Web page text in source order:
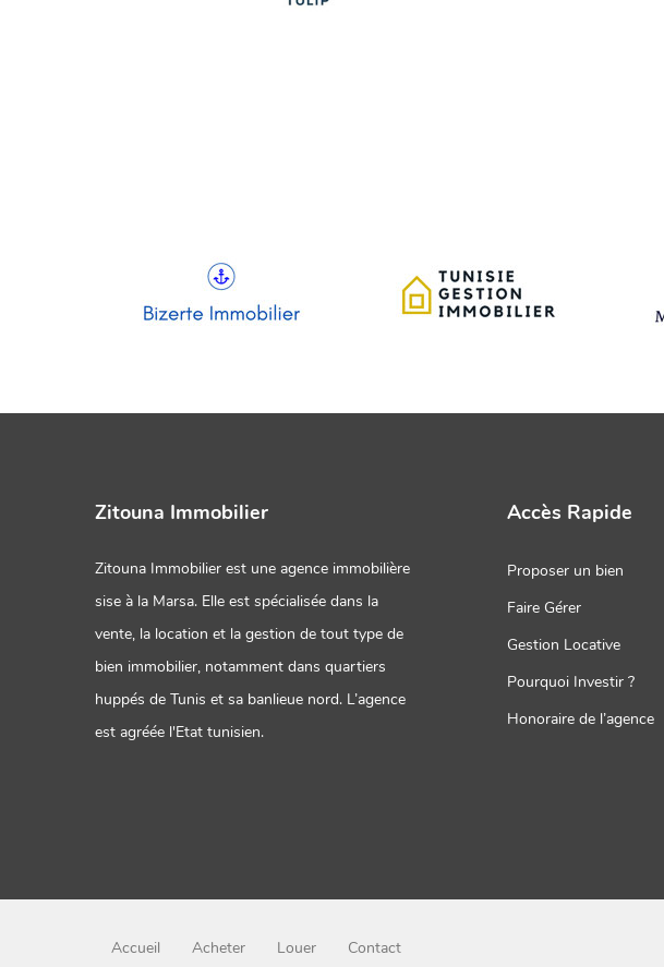
Zitouna Immobilier
Zitouna Immobilier est une agence immobilière
sise à la Marsa. Elle est spécialisée dans la
vente, la location et la gestion de tout type de
bien immobilier, notamment dans quartiers
huppés de Tunis et sa banlieue nord. L’agence
est agréée l'Etat tunisien.
Accès Rapide
Proposer un bien
Faire Gérer
Gestion Locative
Pourquoi Investir ?
Honoraire de l’agence
Accueil Acheter Louer Contact